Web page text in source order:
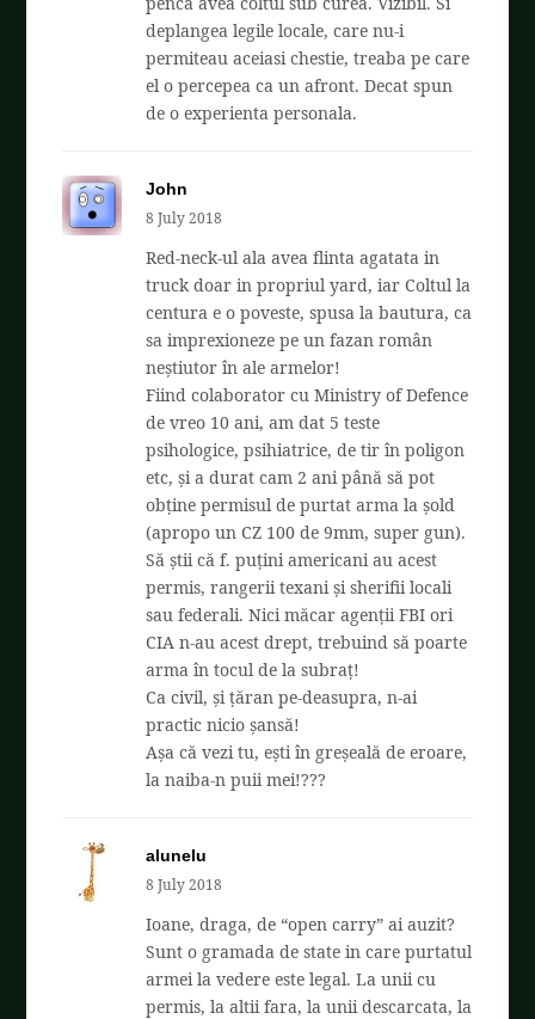
deplangea legile locale, care nu-i
permiteau aceiasi chestie, treaba pe care
el o percepea ca un afront. Decat spun
de o experienta personala.
John
8 July 2018
Red-neck-ul ala avea flinta agatata in
truck doar in propriul yard, iar Coltul la
centura e o poveste, spusa la bautura, ca
sa imprexioneze pe un fazan român
neștiutor în ale armelor!
Fiind colaborator cu Ministry of Defence
de vreo 10 ani, am dat 5 teste
psihologice, psihiatrice, de tir în poligon
etc, și a durat cam 2 ani până să pot
obține permisul de purtat arma la șold
(apropo un CZ 100 de 9mm, super gun).
Să știi că f. puțini americani au acest
permis, rangerii texani și sherifii locali
sau federali. Nici măcar agenții FBI ori
CIA n-au acest drept, trebuind să poarte
arma în tocul de la subraț!
Ca civil, și țăran pe-deasupra, n-ai
practic nicio șansă!
Așa că vezi tu, ești în greșeală de eroare,
la naiba-n puii mei!???
alunelu
8 July 2018
Ioane, draga, de “open carry” ai auzit?
Sunt o gramada de state in care purtatul
armei la vedere este legal. La unii cu
permis, la altii fara, la unii descarcata, la